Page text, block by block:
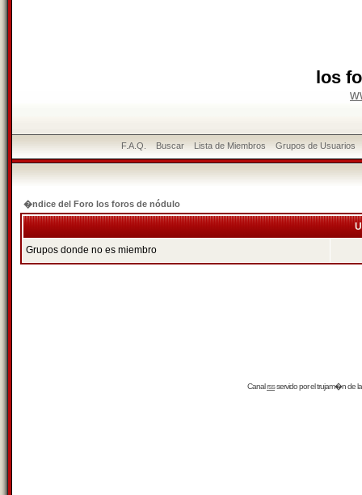
los
F.A.Q. Buscar Lista de Miembros Grupos de Usuarios
�ndice del Foro los foros de nódulo
Grupos donde no es miembro
Canalrssservido por eltrujam�nde